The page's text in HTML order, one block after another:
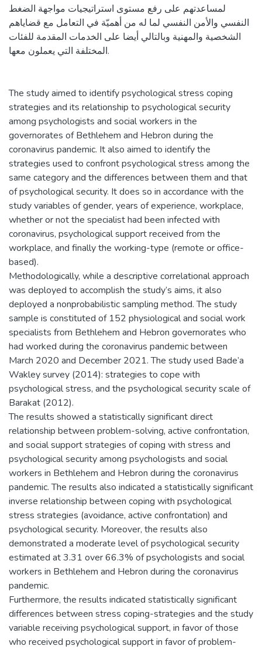
لمساعدتهم على رفع مستوى استراتيجيات مواجهة الضغط
النفسي والأمن النفسي لما له من أهميّة في التعامل مع قضاياهم
الشخصية والمهنية وبالتالي أيضا على الخدمات المقدمة للفئات
المختلفة التي يعملون معها.
The study aimed to identify psychological stress coping
strategies and its relationship to psychological security
among psychologists and social workers in the
governorates of Bethlehem and Hebron during the
coronavirus pandemic. It also aimed to identify the
strategies used to confront psychological stress among the
same category and the differences between them and that
of psychological security. It does so in accordance with the
study variables of gender, years of experience, workplace,
whether or not the specialist had been infected with
coronavirus, psychological support received from the
workplace, and finally the working-type (remote or office-
based).
Methodologically, while a descriptive correlational approach
was deployed to accomplish the study’s aims, it also
deployed a nonprobabilistic sampling method. The study
sample is constituted of 152 physiological and social work
specialists from Bethlehem and Hebron governorates who
had worked during the coronavirus pandemic between
March 2020 and December 2021. The study used Bade’a
Wakley survey (2014): strategies to cope with
psychological stress, and the psychological security scale of
Barakat (2012).
The results showed a statistically significant direct
relationship between problem-solving, active confrontation,
and social support strategies of coping with stress and
psychological security among psychologists and social
workers in Bethlehem and Hebron during the coronavirus
pandemic. The results also indicated a statistically significant
inverse relationship between coping with psychological
stress strategies (avoidance, active confrontation) and
psychological security. Moreover, the results also
demonstrated a moderate level of psychological security
estimated at 3.31 over 66.3% of psychologists and social
workers in Bethlehem and Hebron during the coronavirus
pandemic.
Furthermore, the results indicated statistically significant
differences between stress coping-strategies and the study
variable receiving psychological support, in favor of those
who received psychological support in favor of problem-